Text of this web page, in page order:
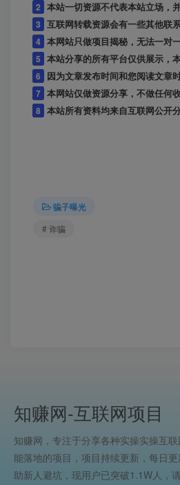
2 本站一切资源不代表本站立场，
3 互联网转载资源会有一些其他联
4 本网站只做项目揭秘，无法一对
5 本站分享的所有平台仅供展示，
6
因为文章发布时间和您阅读文章
7 本网站仅做资源分享，不做任何
8 本站所有资料均来自互联网公开
骗子曝光
# 诈骗
知赚网-互联网项目
知赚网，专注于分享各种实操实操互
能落地的项目，项目持续更新，每日
助新人避坑，现用户已突破1.1W人，